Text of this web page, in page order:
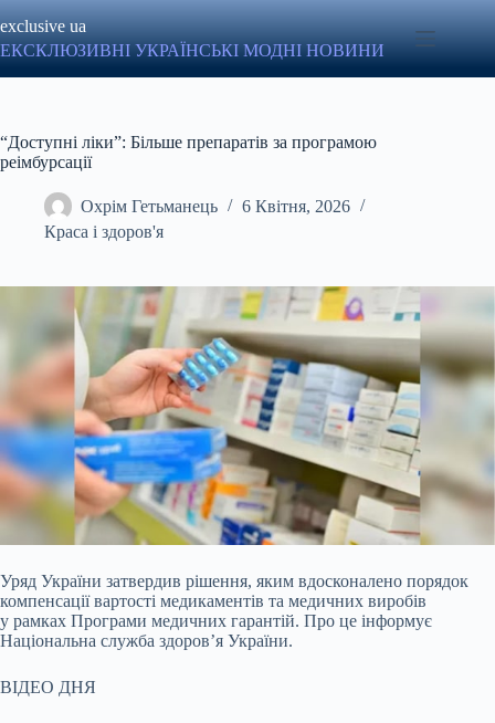
до
вмісту
exclusive ua
ЕКСКЛЮЗИВНІ УКРАЇНСЬКІ МОДНІ НОВИНИ
“Доступні ліки”: Більше препаратів за програмою
реімбурсації
Охрім Гетьманець
6 Квітня, 2026
Краса і здоров'я
Уряд України затвердив рішення, яким вдосконалено порядок
компенсації вартості медикаментів та медичних виробів
у рамках Програми медичних гарантій. Про це інформує
Національна служба здоров’я України.
ВІДЕО ДНЯ